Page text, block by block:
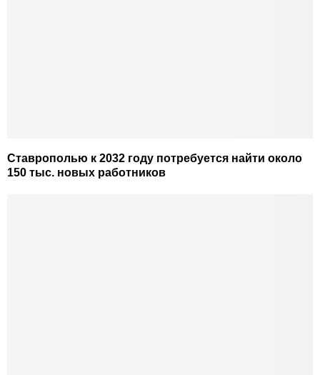
Ставрополью к 2032 году потребуется найти около
150 тыс. новых работников